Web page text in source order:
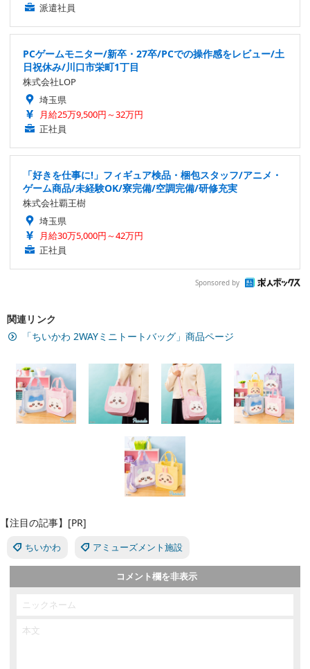
派遣社員
PCゲームモニター/新卒・27卒/PCでの操作感をレビュー/土
日祝休み/川口市栄町1丁目
株式会社LOP
埼玉県
月給25万9,500円～32万円
正社員
「好きを仕事に!」フィギュア検品・梱包スタッフ/アニメ・
ゲーム商品/未経験OK/寮完備/空調完備/研修充実
株式会社覇王樹
埼玉県
月給30万5,000円～42万円
正社員
Sponsored by
関連リンク
「ちいかわ 2WAYミニトートバッグ」商品ページ
【注目の記事】[PR]
ちいかわ アミューズメント施設
コメント欄を非表示